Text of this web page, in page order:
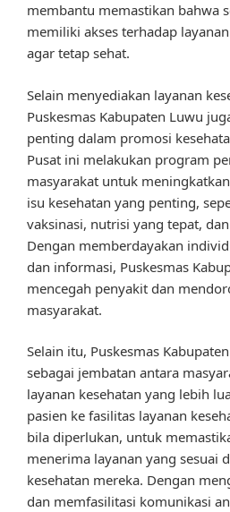
membantu memastikan bahwa
memiliki akses terhadap
agar tetap sehat.
Selain menyediakan layanan
Puskesmas Kabupaten Luwu
penting dalam promosi
Pusat ini melakukan program
masyarakat untuk
isu kesehatan yang penting,
vaksinasi, nutrisi yang tepat,
Dengan memberdayakan
dan informasi, Puskesmas
mencegah penyakit dan
masyarakat.
Selain itu, Puskesmas
sebagai jembatan antara
layanan kesehatan yang lebih
pasien ke fasilitas layanan
bila diperlukan, untuk
menerima layanan yang sesuai
kesehatan mereka. Dengan
dan memfasilitasi komunikasi